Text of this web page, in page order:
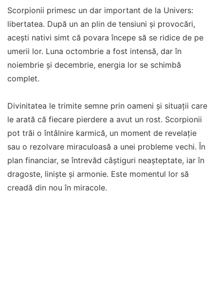
Scorpionii primesc un dar important de la Univers:
libertatea. După un an plin de tensiuni și provocări,
acești nativi simt că povara începe să se ridice de pe
umerii lor. Luna octombrie a fost intensă, dar în
noiembrie și decembrie, energia lor se schimbă
complet.
Divinitatea le trimite semne prin oameni și situații care
le arată că fiecare pierdere a avut un rost. Scorpionii
pot trăi o întâlnire karmică, un moment de revelație
sau o rezolvare miraculoasă a unei probleme vechi. În
plan financiar, se întrevăd câștiguri neașteptate, iar în
dragoste, liniște și armonie. Este momentul lor să
creadă din nou în miracole.